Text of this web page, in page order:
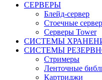
СЕРВЕРЫ
Блейд-сервер
Стоечные
Серверы Tower
СИСТЕМЫ
СИСТЕМЫ
Стримеры
Ленточные
Картриджи